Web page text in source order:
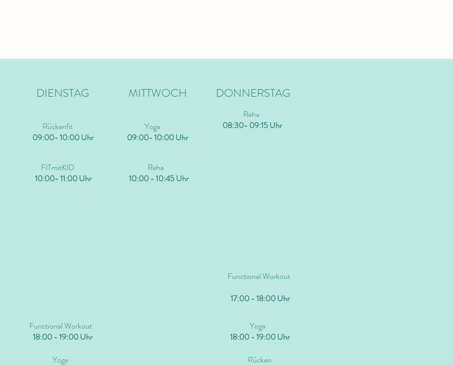
DIENSTAG
Rückenfit
09:00- 10:00 Uhr
FITmitKID
10:00- 11:00 Uhr
MITTWOCH
Yoga
09:00- 10:00 Uhr
DONNERSTAG
Reha
08:30- 09:15 Uhr
Reha
10:00 - 10:45 Uhr
Functional Workout
17:00 - 18:00 Uhr
Functional Workout
18:00 - 19:00 Uhr
Yoga
Yoga
18:00 - 19:00 Uhr
Rücken